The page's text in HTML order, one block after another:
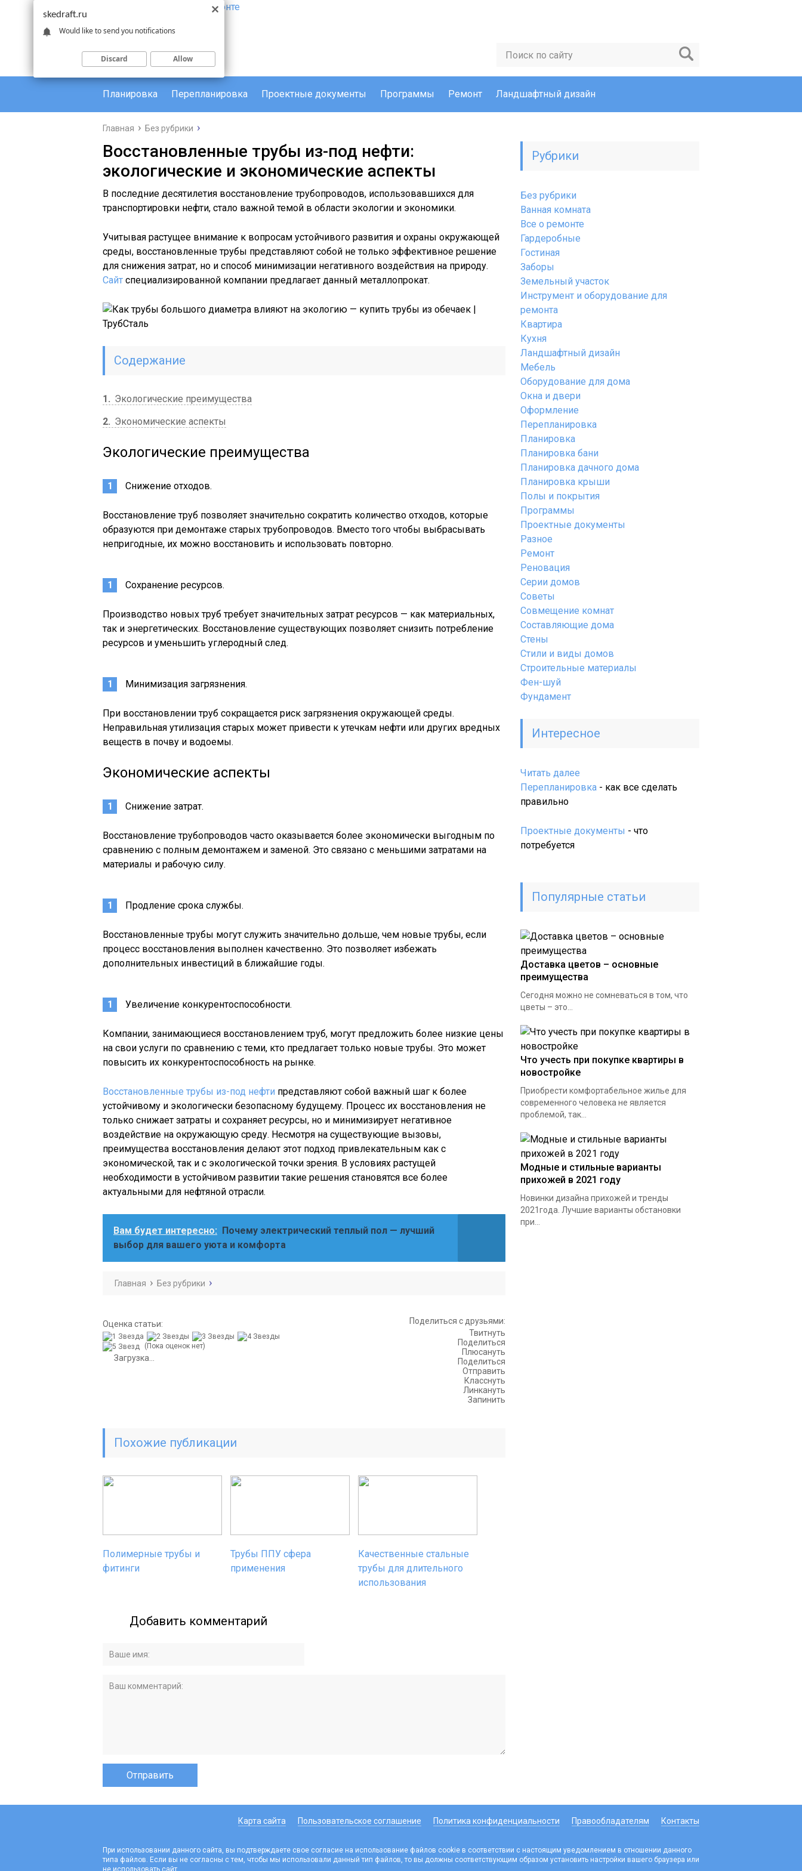
Планировка Перепланировка Проектные документы Программы Ремонт Ландшафтный дизайн
Главная Без рубрики
Восстановленные трубы из-под нефти:
экологические и экономические аспекты
В последние десятилетия восстановление трубопроводов, использовавшихся для
транспортировки нефти, стало важной темой в области экологии и экономики.
Учитывая растущее внимание к вопросам устойчивого развития и охраны окружающей
среды, восстановленные трубы представляют собой не только эффективное решение
для снижения затрат, но и способ минимизации негативного воздействия на природу.
Сайт специализированной компании предлагает данный металлопрокат.
Содержание
1
Экологические преимущества
2
Экономические аспекты
Экологические преимущества
Снижение отходов.
Восстановление труб позволяет значительно сократить количество отходов, которые
образуются при демонтаже старых трубопроводов. Вместо того чтобы выбрасывать
непригодные, их можно восстановить и использовать повторно.
Сохранение ресурсов.
Производство новых труб требует значительных затрат ресурсов — как материальных,
так и энергетических. Восстановление существующих позволяет снизить потребление
ресурсов и уменьшить углеродный след.
Минимизация загрязнения.
При восстановлении труб сокращается риск загрязнения окружающей среды.
Неправильная утилизация старых может привести к утечкам нефти или других вредных
веществ в почву и водоемы.
Экономические аспекты
Снижение затрат.
Восстановление трубопроводов часто оказывается более экономически выгодным по
сравнению с полным демонтажем и заменой. Это связано с меньшими затратами на
материалы и рабочую силу.
Продление срока службы.
Восстановленные трубы могут служить значительно дольше, чем новые трубы, если
процесс восстановления выполнен качественно. Это позволяет избежать
дополнительных инвестиций в ближайшие годы.
Увеличение конкурентоспособности.
Компании, занимающиеся восстановлением труб, могут предложить более низкие цены
на свои услуги по сравнению с теми, кто предлагает только новые трубы. Это может
повысить их конкурентоспособность на рынке.
Восстановленные трубы из-под нефти представляют собой важный шаг к более
устойчивому и экологически безопасному будущему. Процесс их восстановления не
только снижает затраты и сохраняет ресурсы, но и минимизирует негативное
воздействие на окружающую среду. Несмотря на существующие вызовы,
преимущества восстановления делают этот подход привлекательным как с
экономической, так и с экологической точки зрения. В условиях растущей
необходимости в устойчивом развитии такие решения становятся все более
актуальными для нефтяной отрасли.
Вам будет интересно: Почему электрический теплый пол — лучший
выбор для вашего уюта и комфорта
Главная Без рубрики
Оценка статьи:
(Пока оценок нет)
Загрузка...
Поделиться с друзьями:
Твитнуть
Поделиться
Плюсануть
Поделиться
Отправить
Класснуть
Линкануть
Запинить
Похожие публикации
Полимерные трубы и
фитинги
Трубы ППУ сфера
применения
Качественные стальные
трубы для длительного
использования
Добавить комментарий
Рубрики
Без рубрики
Ванная комната
Все о ремонте
Гардеробные
Гостиная
Заборы
Земельный участок
Инструмент и оборудование для
ремонта
Квартира
Кухня
Ландшафтный дизайн
Мебель
Оборудование для дома
Окна и двери
Оформление
Перепланировка
Планировка
Планировка бани
Планировка дачного дома
Планировка крыши
Полы и покрытия
Программы
Проектные документы
Разное
Ремонт
Реновация
Серии домов
Советы
Совмещение комнат
Составляющие дома
Стены
Стили и виды домов
Строительные материалы
Фен-шуй
Фундамент
Интересное
Читать далее
Восстановленные
под
аспекты
Перепланировка - как все сделать
правильно
Проектные документы - что
потребуется
Популярные статьи
Доставка цветов – основные
преимущества
Сегодня можно не сомневаться в том, что
цветы – это...
Что учесть при покупке квартиры в
новостройке
Приобрести комфортабельное жилье для
современного человека не является
проблемой, так...
Модные и стильные варианты
прихожей в 2021 году
Новинки дизайна прихожей и тренды
2021года. Лучшие варианты обстановки
при...
Карта сайта Пользовательское соглашение Политика конфиденциальности Правообладателям Контакты
При использовании данного сайта, вы подтверждаете свое согласие на использование файлов cookie в соответствии с настоящим уведомлением в отношении данного
типа файлов. Если вы не согласны с тем, чтобы мы использовали данный тип файлов, то вы должны соответствующим образом установить настройки вашего браузера или
не использовать сайт.
skedraft.ru
Would like to send you notifications
Discard Allow